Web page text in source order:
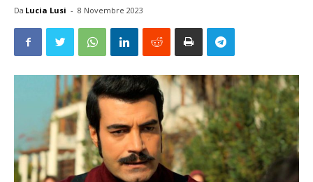
Da Lucia Lusi - 8 Novembre 2023